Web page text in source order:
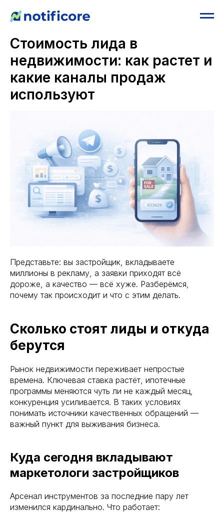
Стоимость лида в
недвижимости: как растет и
какие каналы продаж
используют
Представьте: вы застройщик, вкладываете
миллионы в рекламу, а заявки приходят всё
дороже, а качество — всё хуже. Разберёмся,
почему так происходит и что с этим делать.
Сколько стоят лиды и откуда
берутся
Рынок недвижимости переживает непростые
времена. Ключевая ставка растёт, ипотечные
программы меняются чуть ли не каждый месяц,
конкуренция усиливается. В таких условиях
понимать источники качественных обращений —
важный пункт для выживания бизнеса.
Куда сегодня вкладывают
маркетологи застройщиков
Арсенал инструментов за последние пару лет
изменился кардинально. Что работает: